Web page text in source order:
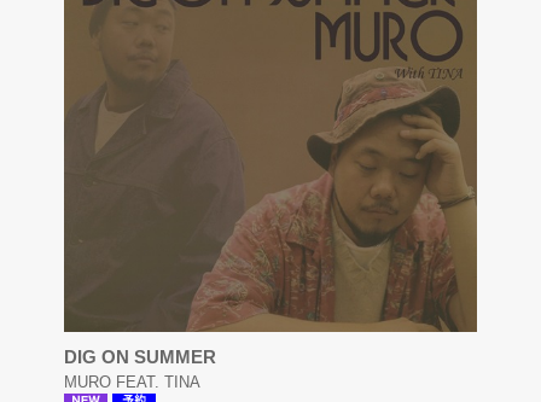
DIG ON SUMMER
MURO FEAT. TINA